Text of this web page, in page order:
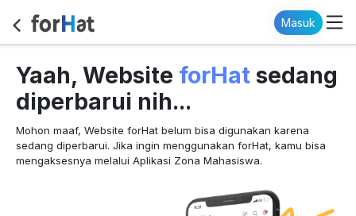
Masuk
Yaah, Website forHat sedang
diperbarui nih...
Mohon maaf, Website forHat belum bisa digunakan karena
sedang diperbarui. Jika ingin menggunakan forHat, kamu bisa
mengaksesnya melalui Aplikasi Zona Mahasiswa.